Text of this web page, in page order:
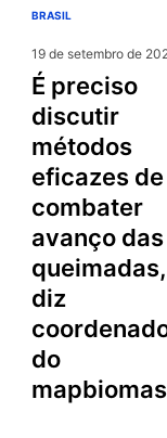
BRASIL
19 de setembro de
é preciso
discutir
métodos
eficazes de
combater
avanço das
queimadas,
diz
do
mapbiomas